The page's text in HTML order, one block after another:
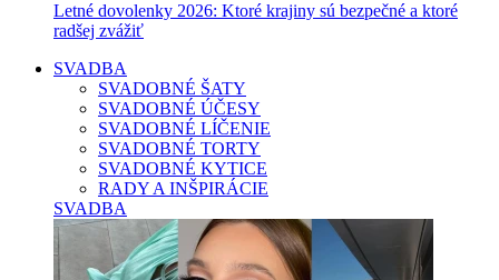
Letné dovolenky 2026: Ktoré krajiny sú bezpečné a ktoré
radšej zvážiť
SVADBA
SVADOBNÉ ŠATY
SVADOBNÉ ÚČESY
SVADOBNÉ LÍČENIE
SVADOBNÉ TORTY
SVADOBNÉ KYTICE
RADY A INŠPIRÁCIE
SVADBA